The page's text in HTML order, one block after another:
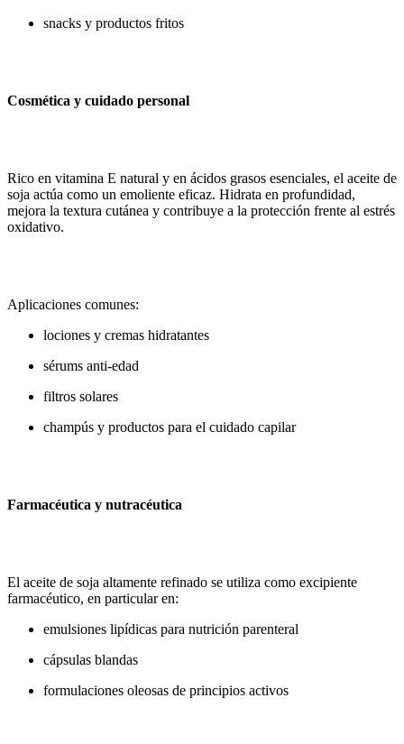
snacks y productos fritos
Cosmética y cuidado personal
Rico en vitamina E natural y en ácidos grasos esenciales, el aceite de
soja actúa como un emoliente eficaz. Hidrata en profundidad,
mejora la textura cutánea y contribuye a la protección frente al estrés
oxidativo.
Aplicaciones comunes:
lociones y cremas hidratantes
sérums anti-edad
filtros solares
champús y productos para el cuidado capilar
Farmacéutica y nutracéutica
El aceite de soja altamente refinado se utiliza como excipiente
farmacéutico, en particular en:
emulsiones lipídicas para nutrición parenteral
cápsulas blandas
formulaciones oleosas de principios activos